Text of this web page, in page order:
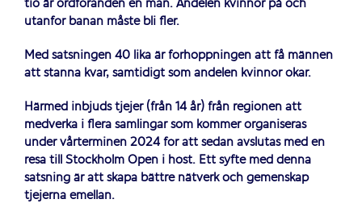
tio är ordföranden en man. Andelen kvinnor på och
utanför banan måste bli fler.
Med satsningen 40 lika är förhoppningen att få männen
att stanna kvar, samtidigt som andelen kvinnor ökar.
Härmed inbjuds tjejer (från 14 år) från regionen att
medverka i flera samlingar som kommer organiseras
under vårterminen 2024 för att sedan avslutas med en
resa till Stockholm Open i höst. Ett syfte med denna
satsning är att skapa bättre nätverk och gemenskap
tjejerna emellan.